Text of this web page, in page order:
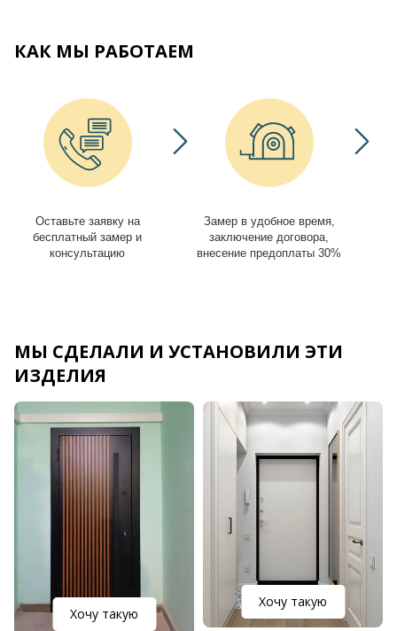
КАК МЫ РАБОТАЕМ
Оставьте заявку на
бесплатный замер и
консультацию
Замер в удобное время,
заключение договора,
внесение предоплаты 30%
МЫ СДЕЛАЛИ И УСТАНОВИЛИ ЭТИ
ИЗДЕЛИЯ
Хочу такую
Хочу такую